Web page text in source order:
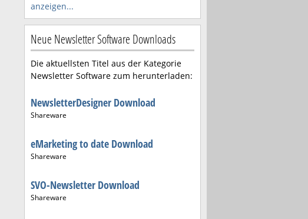
anzeigen...
Neue Newsletter Software Downloads
Die aktuellsten Titel aus der Kategorie
Newsletter Software zum herunterladen:
NewsletterDesigner Download
Shareware
eMarketing to date Download
Shareware
SVO-Newsletter Download
Shareware